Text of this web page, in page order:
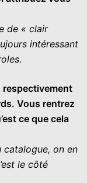
de « clair
intéressant
respectivement
Vous rentrez
ce que cela
catalogue, on en
le côté